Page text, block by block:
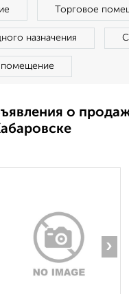
Торговое
назначения
помещение
о
›